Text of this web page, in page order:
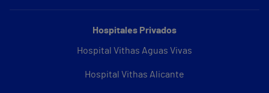
Hospitales Privados
Hospital Vithas Aguas Vivas
Hospital Vithas Alicante